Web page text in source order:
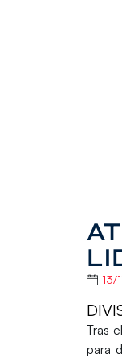
13/
Tras
para